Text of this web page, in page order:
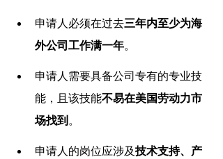
申请人必须在过去三年内至少为海
外公司工作满一年。
申请人需要具备公司专有的专业技
能，且该技能不易在美国劳动力市
场找到 。
申请人的岗位应涉及技术支持、产